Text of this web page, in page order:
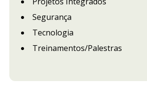
Segurança
Tecnologia
Treinamentos/Palestras